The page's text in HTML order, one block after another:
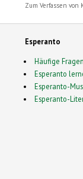
Zum Verfassen von
Esperanto
Häufige Fragen
Esperanto
Esperanto-
Esperanto-